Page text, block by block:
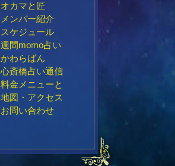
オカマと匠
メンバー紹介
スケジュール
週間momo占い
かわらばん
心斎橋占い通信
料金メニューと
地図・アクセス
お問い合わせ